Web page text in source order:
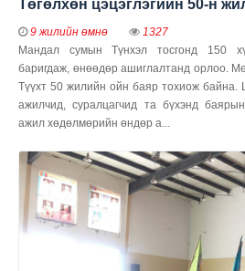
Төгөлхөн цэцэглэгийн 50-н
9 жилийн өмнө
1327
Мандал сумын Түнхэл тосгонд 150
баригдаж, өнөөдөр ашиглалтанд орлоо.
Түүхт 50 жилийн ойн баяр тохиож байна.
ажилчид, суралцагчид та бүхэнд
ажил хөдөлмөрийн өндөр а...